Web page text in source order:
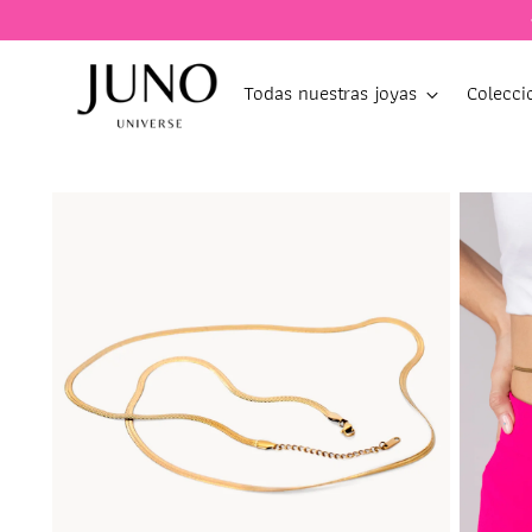
Todas nuestras joyas